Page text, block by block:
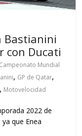
Bastianini
con Ducati
Campeonato Mundial
, GP de Qatar,
, Motovelocidad
2022 de
que Enea